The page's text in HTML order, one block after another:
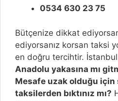
0534 630 23 75
Bütçenize dikkat
ediyorsanız korsan taksi
en doğru tercihtir.
Anadolu yakasına mı
Mesafe uzak olduğu için
taksilerden bıktınız mı?